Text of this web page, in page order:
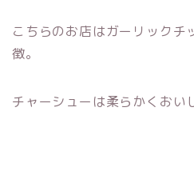
こちらのお店はガーリックチ
徴。
チャーシューは柔らかくおい